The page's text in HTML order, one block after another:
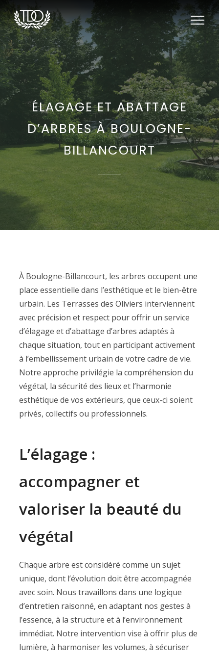
ÉLAGAGE ET ABATTAGE
D’ARBRES À BOULOGNE-
BILLANCOURT
À Boulogne-Billancourt, les arbres occupent une
place essentielle dans l’esthétique et le bien-être
urbain. Les Terrasses des Oliviers interviennent
avec précision et respect pour offrir un service
d’élagage et d’abattage d’arbres adaptés à
chaque situation, tout en participant activement
à l’embellissement urbain de votre cadre de vie.
Notre approche privilégie la compréhension du
végétal, la sécurité des lieux et l’harmonie
esthétique de vos extérieurs, que ceux-ci soient
privés, collectifs ou professionnels.
L’élagage :
accompagner et
valoriser la beauté du
végétal
Chaque arbre est considéré comme un sujet
unique, dont l’évolution doit être accompagnée
avec soin. Nous travaillons dans une logique
d’entretien raisonné, en adaptant nos gestes à
l’essence, à la structure et à l’environnement
immédiat. Notre intervention vise à offrir plus de
lumière, à harmoniser les volumes, à sécuriser